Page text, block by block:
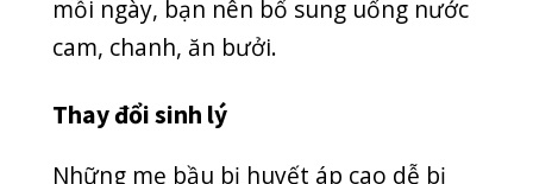
Bị viêm mũi dị ứng